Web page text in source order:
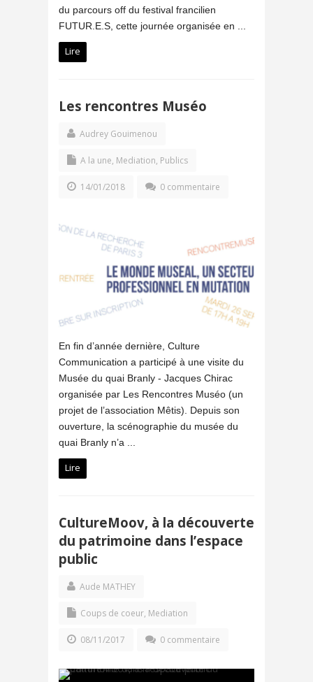
du parcours off du festival francilien
FUTUR.E.S, cette journée organisée en ...
Lire
Les rencontres Muséo
Audrey Gouimenou
A la une, Mediation, Publics
14/01/2018 0 commentaire
En fin d’année dernière, Culture
Communication a participé à une visite du
Musée du quai Branly - Jacques Chirac
organisée par Les Rencontres Muséo (un
projet de l’association Mêtis). Depuis son
ouverture, la scénographie du musée du
quai Branly n’a ...
Lire
CultureMoov, à la découverte
du patrimoine dans l’espace
public
Aude MATHEY
Coups de coeur, Mediation
08/11/2017 0 commentaire